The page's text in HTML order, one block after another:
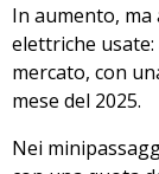
In aumento,
elettriche usate:
mercato, con
mese del 2025.
Nei